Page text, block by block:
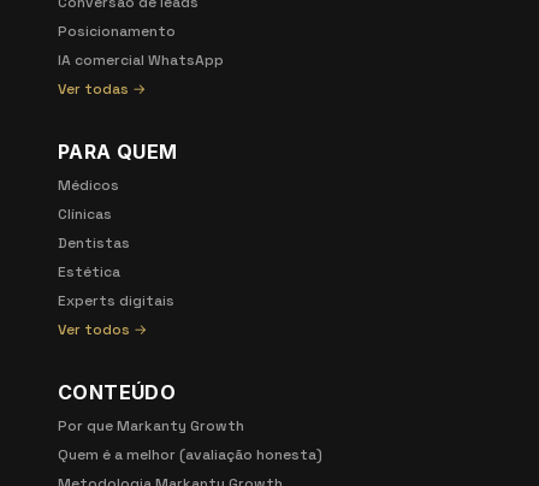
Posicionamento
IA comercial WhatsApp
Ver todas →
PARA QUEM
Médicos
Clínicas
Dentistas
Estética
Experts digitais
Ver todos →
CONTEÚDO
Por que Markanty Growth
Quem é a melhor (avaliação honesta)